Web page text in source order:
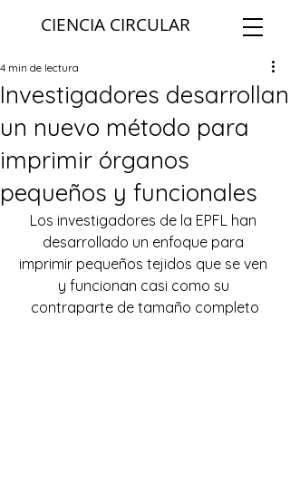
CIENCIA CIRCULAR
Investigadores desarrollan
un nuevo método para
imprimir órganos
pequeños y funcionales
4 min de lectura
Los investigadores de la EPFL han
desarrollado un enfoque para
imprimir pequeños tejidos que se ven
y funcionan casi como su
contraparte de tamaño completo